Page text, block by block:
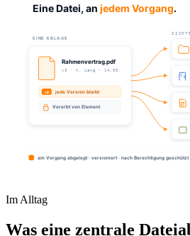
Im Alltag
Was eine zentrale